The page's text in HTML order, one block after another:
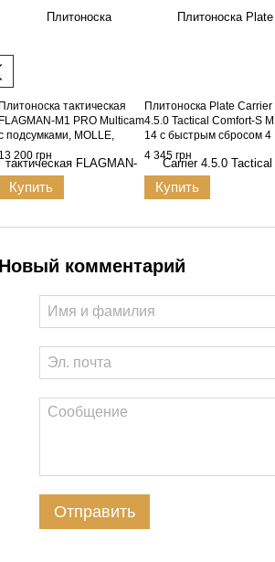
Плитоноска тактическая
FLAGMAN-M1 PRO Multicam
подсумками, MOLLE,
Cordura 1000D
13 200 грн
Купить
Плитоноска Plate Carrier
4.5.0 Tactical Comfort-S
14 с быстрым сбросом 4
точки, Cordura 1000D, с 3
подсумками АК
4 345 грн
Купить
Новый комментарий
Отправить